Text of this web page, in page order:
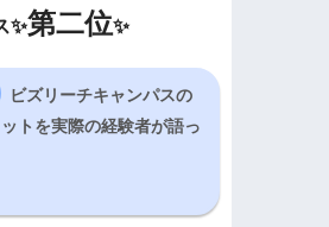
✨第二位✨
ビズリーチキャンパスの
トを実際の経験者が語っ